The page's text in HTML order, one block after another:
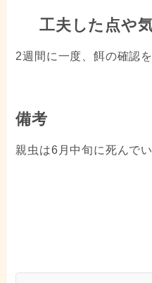
工夫した点や
2週間に一度、餌の確認を
備考
親虫は6月中旬に死んでい